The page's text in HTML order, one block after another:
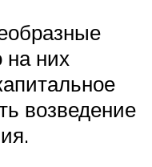
на них
возведение